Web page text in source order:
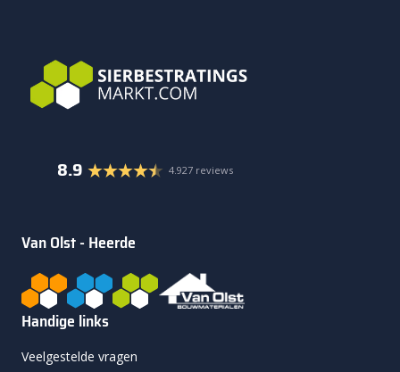
8.9 4.927 reviews
Van Olst - Heerde
Handige links
Veelgestelde vragen